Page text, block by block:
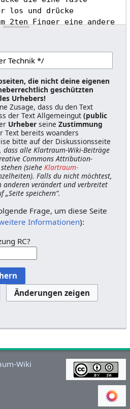
die nicht deine eigenen
geschützten
Urhebers!
Zusage, dass du den Text
der Text Allgemeingut(public
Urheber seineZustimmung
Text bereits woanders
bitte auf der Diskussionsseite
dass alle Klartraum-Wiki-Beiträge
Commons Attribution-
(sieheKlartraum-
Falls du nicht möchtest,
anderen verändert und verbreitet
speichern“.
Frage, um diese Seite
Informationen):
RC?
Wiki